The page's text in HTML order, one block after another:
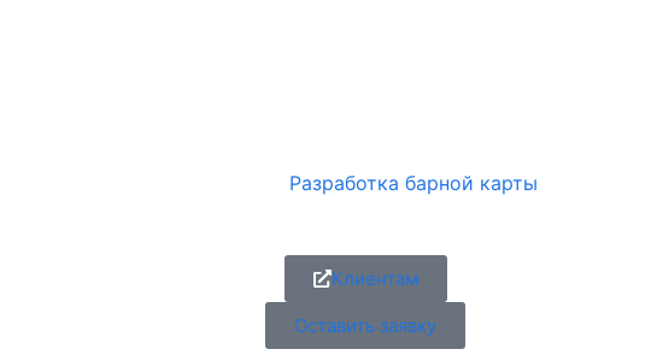
Разработка барной карты
Клиентам
Оставить заявку